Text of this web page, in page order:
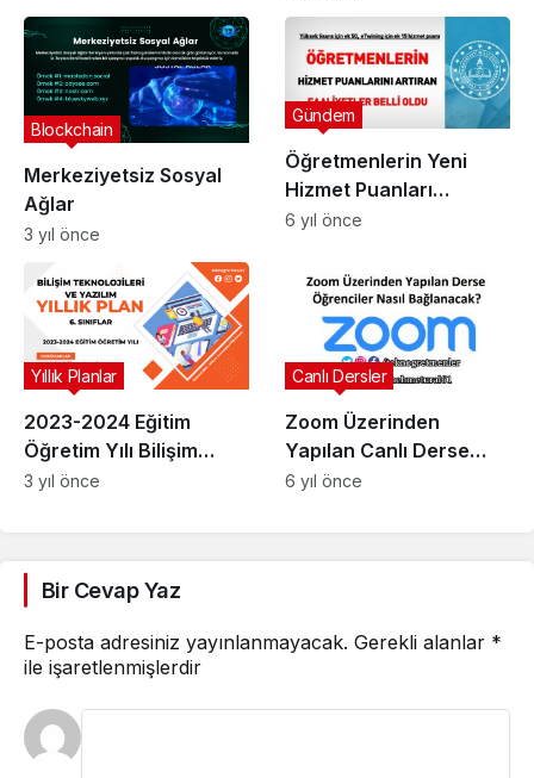
Katmanı
Merkeziyetsiz Sosyal
Ağlar
Blockchain
3 yıl önce
Öğretmenlerin Yeni
Hizmet Puanları
Yönetmeliği İle İlgili
Gündem
6 yıl önce
2023-2024 Eğitim
Öğretim Yılı Bilişim
Teknolojileri ve Yazılım
Yıllık Planlar
3 yıl önce
Zoom Üzerinden
Yapılan Canlı Derse
Öğrenciler Nasıl
Canlı Dersler
6 yıl önce
Bir Cevap Yaz
E-posta adresiniz yayınlanmayacak. Gerekli alanlar *
ile işaretlenmişlerdir